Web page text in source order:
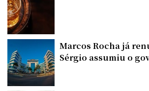
Marcos Rocha já
Sérgio assumiu o